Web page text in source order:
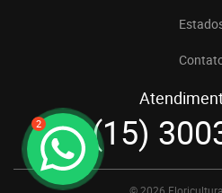
2 (15)